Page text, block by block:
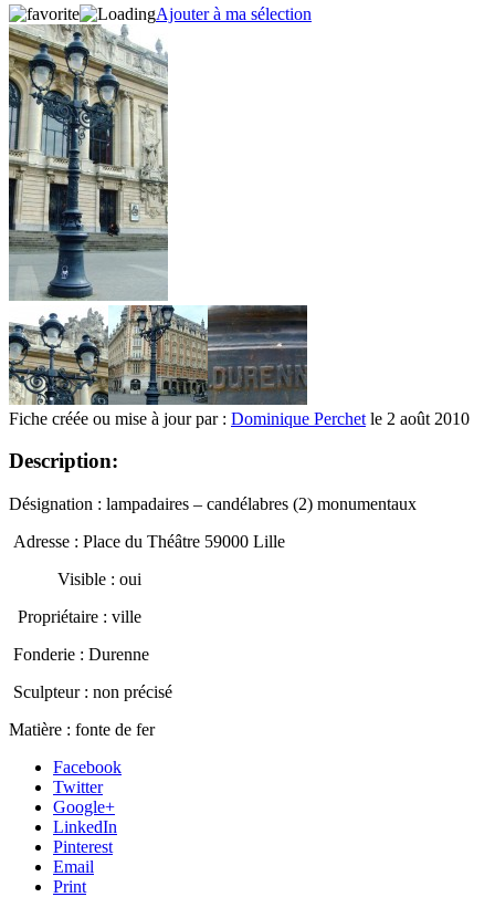
Ajouter à ma sélection
Fiche créée ou mise à jour par : Dominique Perchet le 2 août 2010
Description:
Désignation : lampadaires – candélabres (2) monumentaux
Adresse : Place du Théâtre 59000 Lille
Visible : oui
Propriétaire : ville
Fonderie : Durenne
Sculpteur : non précisé
Matière : fonte de fer
Facebook
Twitter
Google+
LinkedIn
Pinterest
Email
Print